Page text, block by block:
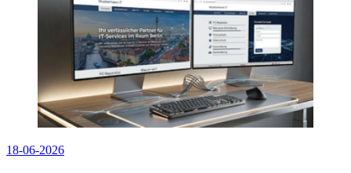
18-06-2026